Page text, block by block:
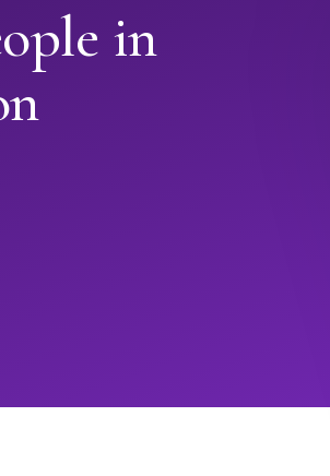
in